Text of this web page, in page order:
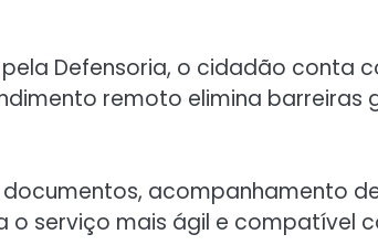
Defensoria, o cidadão conta
remoto elimina barreiras
acompanhamento
o serviço mais ágil e compatível